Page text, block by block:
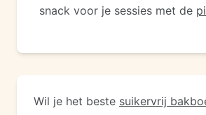
snack voor je sessies met de
Wil je het beste suikervrij